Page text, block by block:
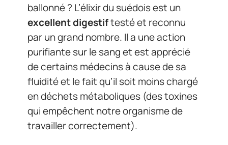
ballonné ? L’élixir du suédois est un
excellent digestiftesté et reconnu
par un grand nombre. Il a une action
purifiante sur le sang et est apprécié
de certains médecins à cause de sa
fluidité et le fait qu’il soit moins chargé
en déchets métaboliques (des toxines
qui empêchent notre organisme de
travailler correctement).